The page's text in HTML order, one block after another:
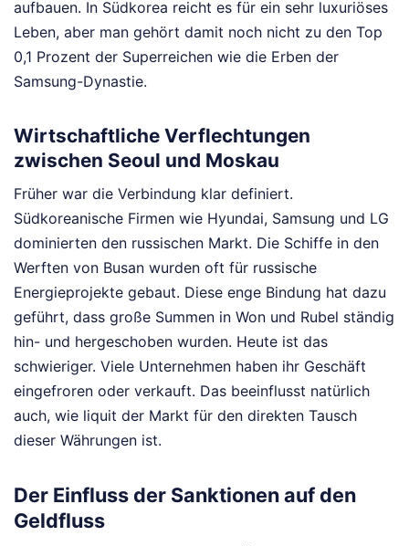
aufbauen. In Südkorea reicht es für ein sehr luxuriöses
Leben, aber man gehört damit noch nicht zu den Top
0,1 Prozent der Superreichen wie die Erben der
Samsung-Dynastie.
Wirtschaftliche Verflechtungen
zwischen Seoul und Moskau
Früher war die Verbindung klar definiert.
Südkoreanische Firmen wie Hyundai, Samsung und LG
dominierten den russischen Markt. Die Schiffe in den
Werften von Busan wurden oft für russische
Energieprojekte gebaut. Diese enge Bindung hat dazu
geführt, dass große Summen in Won und Rubel ständig
hin- und hergeschoben wurden. Heute ist das
schwieriger. Viele Unternehmen haben ihr Geschäft
eingefroren oder verkauft. Das beeinflusst natürlich
auch, wie liquit der Markt für den direkten Tausch
dieser Währungen ist.
Der Einfluss der Sanktionen auf den
Geldfluss